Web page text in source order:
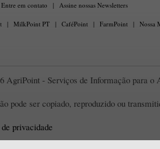
Entre em contato | Assine nossas Newsletters
| MilkPoint PT | CaféPoint | FarmPoint | Nossa
AgriPoint - Serviços de Informação para o
pode ser copiado, reproduzido ou
privacidade